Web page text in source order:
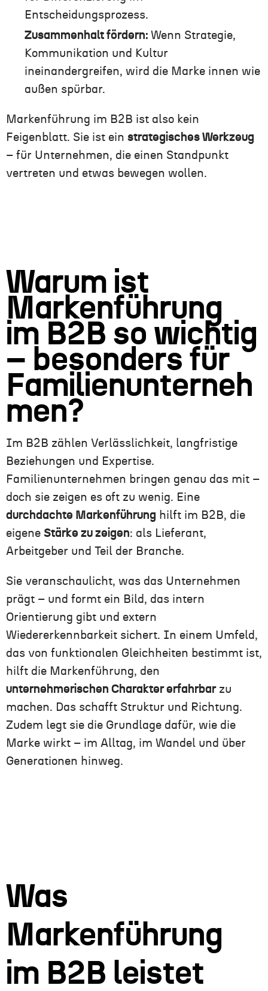
Entscheidungsprozess.
Zusammenhalt fördern:Wenn Strategie,
Kommunikation und Kultur
ineinandergreifen, wird die Marke innen wie
außen spürbar.
Markenführung im B2B ist also kein
Feigenblatt. Sie ist ein strategisches Werkzeug
– für Unternehmen, die einen Standpunkt
vertreten und etwas bewegen wollen.
Warum ist
Markenführung
im B2B so wichtig
– besonders für
Familienunterneh
men?
Im B2B zählen Verlässlichkeit, langfristige
Beziehungen und Expertise.
Familienunternehmen bringen genau das mit –
doch sie zeigen es oft zu wenig. Eine
durchdachte Markenführung hilft im B2B, die
eigene Stärke zu zeigen: als Lieferant,
Arbeitgeber und Teil der Branche.
Sie veranschaulicht, was das Unternehmen
prägt – und formt ein Bild, das intern
Orientierung gibt und extern
Wiedererkennbarkeit sichert. In einem Umfeld,
das von funktionalen Gleichheiten bestimmt ist,
hilft die Markenführung, den
unternehmerischen Charakter erfahrbarzu
machen. Das schafft Struktur und Richtung.
Zudem legt sie die Grundlage dafür, wie die
Marke wirkt – im Alltag, im Wandel und über
Generationen hinweg.
Was
Markenführung
im B2B leistet